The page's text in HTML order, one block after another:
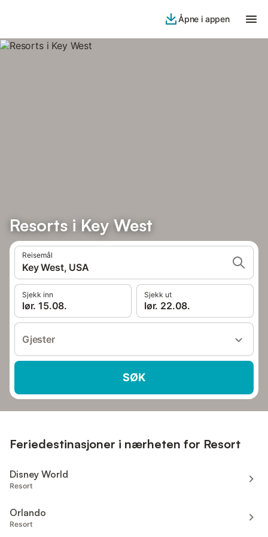
Åpne i appen
Resorts i Key West
Reisemål
Key West, USA
Sjekk inn
lør. 15.08.
Sjekk ut
lør. 22.08.
Gjester
SØK
Feriedestinasjoner i nærheten for Resort
Disney World
Resort
Orlando
Resort